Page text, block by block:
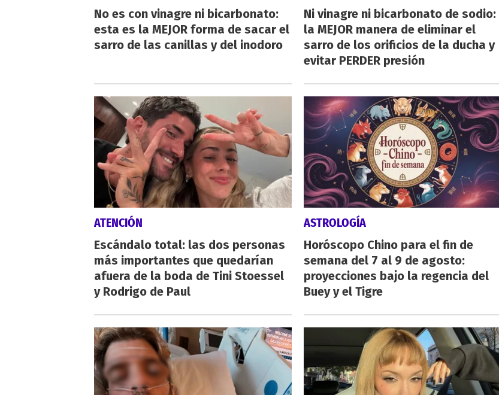
No es con vinagre ni bicarbonato:
esta es la MEJOR forma de sacar el
sarro de las canillas y del inodoro
Ni vinagre ni bicarbonato de sodio:
la MEJOR manera de eliminar el
sarro de los orificios de la ducha y
evitar PERDER presión
ATENCIÓN
Escándalo total: las dos personas
más importantes que quedarían
afuera de la boda de Tini Stoessel
y Rodrigo de Paul
ASTROLOGÍA
Horóscopo Chino para el fin de
semana del 7 al 9 de agosto:
proyecciones bajo la regencia del
Buey y el Tigre